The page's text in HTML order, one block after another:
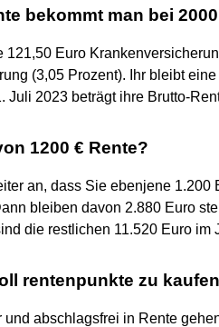
bekommt man bei
121,50 Euro
(3,05 Prozent). Ihr bleibt
Juli 2023 beträgt ihre Brutto-
1200 € Rente?
an, dass Sie ebenjene
bleiben davon 2.880 Euro
die restlichen 11.520 Euro im
rentenpunkte zu
und abschlagsfrei in Rente